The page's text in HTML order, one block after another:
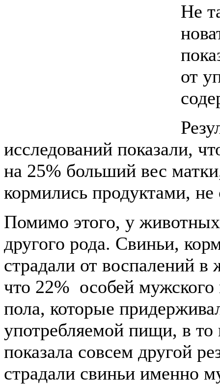
Не
от
исследований показали,
на 25% больший вес
кормились продуктами,
Помимо этого, у
другого рода. Свиньи,
страдали от воспалений в
что 22% особей мужского
пола, которые
употребляемой пищи, в то
показала совсем другой
страдали свиньи именно